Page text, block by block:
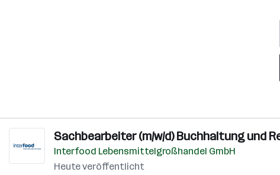
Sachbearbeiter (m/w/d) Buchhaltung und
Interfood Lebensmittelgroßhandel GmbH
Heute veröffentlicht